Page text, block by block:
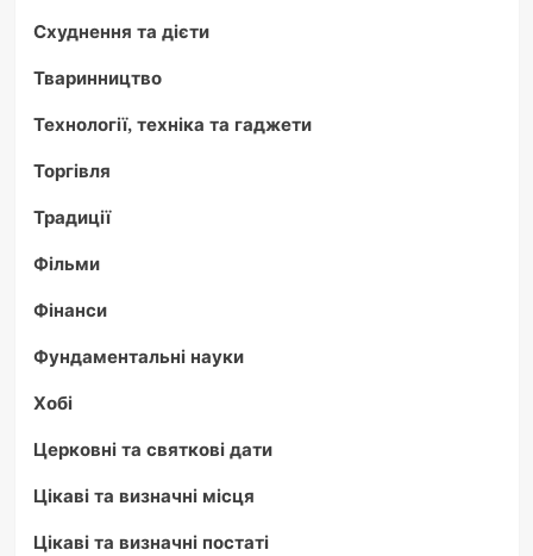
Схуднення та дієти
Тваринництво
Технології, техніка та гаджети
Торгівля
Традиції
Фільми
Фінанси
Фундаментальні науки
Хобі
Церковні та святкові дати
Цікаві та визначні місця
Цікаві та визначні постаті